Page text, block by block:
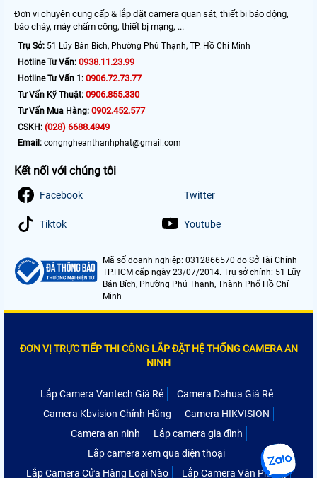
Đơn vị chuyên cung cấp & lắp đặt camera quan sát, thiết bị báo động,
báo cháy, máy chấm công, thiết bị mạng, ...
Trụ Sở: 51 Lũy Bán Bích, Phường Phú Thạnh, TP. Hồ Chí Minh
Hotline Tư Vấn: 0938.11.23.99
Hotline Tư Vấn 1: 0906.72.73.77
Tư Vấn Kỹ Thuật: 0906.855.330
Tư Vấn Mua Hàng: 0902.452.577
CSKH: (028) 6688.4949
Email: congngheanthanhphat@gmail.com
Kết nối với chúng tôi
Facebook Twitter
Tiktok Youtube
Mã số doanh nghiệp: 0312866570 do Sở Tài Chính
TP.HCM cấp ngày 23/07/2014. Trụ sở chính: 51 Lũy
Bán Bích, Phường Phú Thạnh, Thành Phố Hồ Chí
Minh
ĐƠN VỊ TRỰC TIẾP THI CÔNG LẮP ĐẶT HỆ THỐNG CAMERA AN
NINH
Lắp Camera Vantech Giá Rẻ
Camera Dahua Giá Rẻ
Camera Kbvision Chính Hãng
Camera HIKVISION
Camera an ninh
Lắp camera gia đình
Lắp camera xem qua điện thoại
Lắp Camera Cửa Hàng Loại Nào
Lắp Camera Văn Phòng